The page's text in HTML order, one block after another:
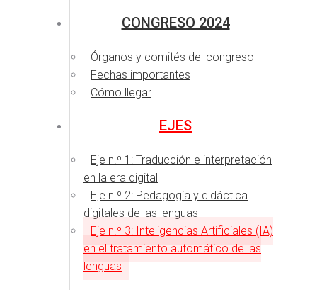
CONGRESO 2024
Órganos y comités del congreso
Fechas importantes
Cómo llegar
EJES
Eje n.º 1: Traducción e interpretación
en la era digital
Eje n.º 2: Pedagogía y didáctica
digitales de las lenguas
Eje n.º 3: Inteligencias Artificiales (IA)
en el tratamiento automático de las
lenguas